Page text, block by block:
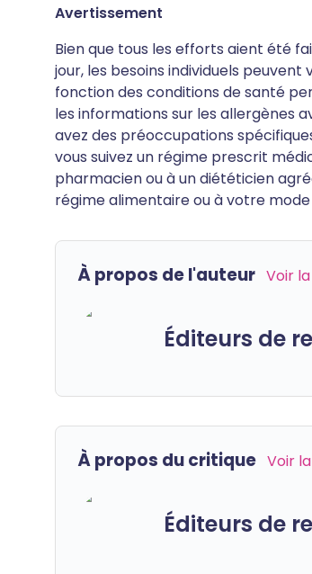
Avertissement
Bien que tous les efforts aient été
jour, les besoins individuels
fonction des conditions de santé
les informations sur les allergènes
avez des préoccupations
vous suivez un régime prescrit
pharmacien ou à un diététicien
régime alimentaire ou à votre mode
À propos de l'auteur Voir
Éditeurs de
À propos du critique Voir
Éditeurs de